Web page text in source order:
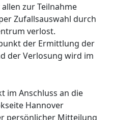
zur Teilnahme
Zufallsauswahl durch
verlost.
der Ermittlung der
der Verlosung wird im
im Anschluss an die
Hannover
persönlicher Mitteilung